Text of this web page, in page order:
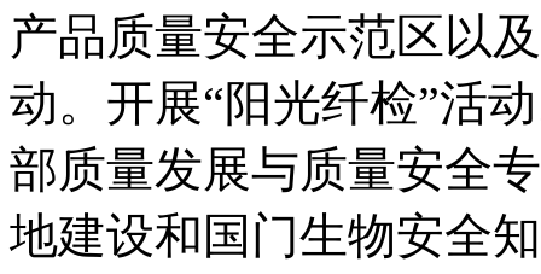
产品质量安全示范区以
动。开展“阳光纤检”活
部质量发展与质量安全
地建设和国门生物安全